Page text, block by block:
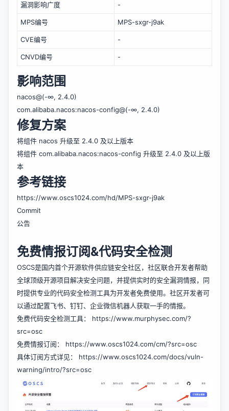
漏洞影响广度 -
MPS编号 MPS-sxgr-j9ak
CVE编号 -
CNVD编号 -
影响范围
nacos@(-∞, 2.4.0)
com.alibaba.nacos:nacos-config@(-∞, 2.4.0)
修复方案
将组件 nacos 升级至 2.4.0 及以上版本
将组件 com.alibaba.nacos:nacos-config 升级至 2.4.0 及以上版
本
参考链接
https://www.oscs1024.com/hd/MPS-sxgr-j9ak
Commit
公告
免费情报订阅&代码安全检测
OSCS是国内首个开源软件供应链安全社区，社区联合开发者帮助
全球顶级开源项目解决安全问题，并提供实时的安全漏洞情报，同
时提供专业的代码安全检测工具为开发者免费使用。社区开发者可
以通过配置飞书、钉钉、企业微信机器人获取一手的情报。
免费代码安全检测工具： https://www.murphysec.com/?
src=osc
免费情报订阅： https://www.oscs1024.com/cm/?src=osc
具体订阅方式详见： https://www.oscs1024.com/docs/vuln-
warning/intro/?src=osc